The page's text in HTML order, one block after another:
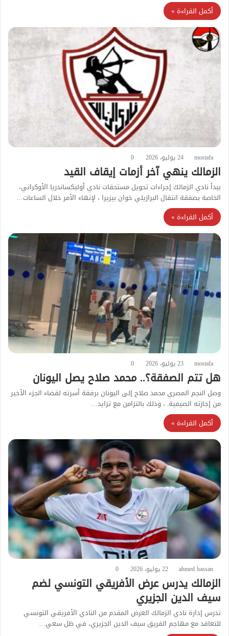
أكمل القراءة »
mostafa 24 يوليو، 2026 0
الزمالك ينهي آخر أزمات إيقاف القيد
يبدأ نادي الزمالك إجراءات تحويل مستحقات نادي أوليكساندريا الأوكراني،
الخاصة بصفقة انتقال البرازيلي خوان بيزيرا ، لإنهاء الأمر خلال الساعات…
أكمل القراءة »
mostafa 23 يوليو، 2026 0
هل تتم الصفقة؟.. محمد صلاح يصل اليونان
وصل النجم المصري محمد صلاح إلى اليونان برفقة أسرته لقضاء الجزء الأخير
من إجازته الصيفية. ، وذلك بالتزامن مع تزايد…
أكمل القراءة »
ahmed hassan 22 يوليو، 2026 0
الزمالك يدرس عرض الأفريقي التونسي لضم
سيف الدين الجزيري
تدرس إدارة نادي الزمالك العرض المقدم من النادي الأفريقي التونسي
للتعاقد مع مهاجم الفريق سيف الدين الجزيري، في ظل سعي…